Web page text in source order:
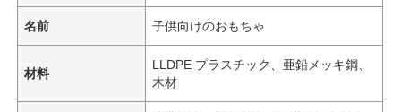
名前 子供向けのおもちゃ
材料
LLDPE プラスチック、亜鉛メッキ鋼、
木材